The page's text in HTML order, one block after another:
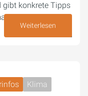
gibt konkrete Tipps
Weiterlesen
Klima